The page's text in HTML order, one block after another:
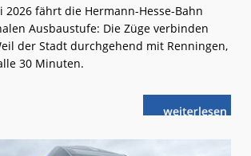
2026 fährt die Hermann-Hesse-Bahn
Ausbaustufe: Die Züge verbinden
der Stadt durchgehend mit Renningen,
30 Minuten.
weiterlese
nHHB:
nach